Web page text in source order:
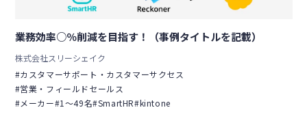
業務効率○％削減を目指す！（事例タイトルを記載）
株式会社スリーシェイク
#カスタマーサポート・カスタマーサクセス
#営業・フィールドセールス
#メーカー#1〜49名#SmartHR#kintone